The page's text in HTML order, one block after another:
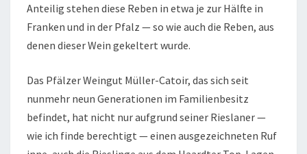
Anteilig stehen diese Reben in etwa je zur Hälfte in
Franken und in der Pfalz — so wie auch die Reben, aus
denen dieser Wein gekeltert wurde.
Das Pfälzer Weingut Müller-Catoir, das sich seit
nunmehr neun Generationen im Familienbesitz
befindet, hat nicht nur aufgrund seiner Rieslaner —
wie ich finde berechtigt — einen ausgezeichneten Ruf